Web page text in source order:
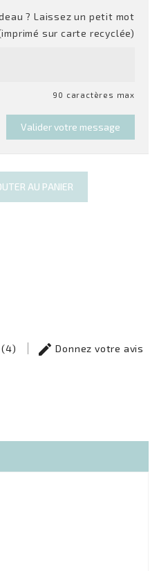
? Laissez un petit mot
sur carte recyclée)
90 caractères max
Valider votre message
AU PANIER
edit Donnez votre avis